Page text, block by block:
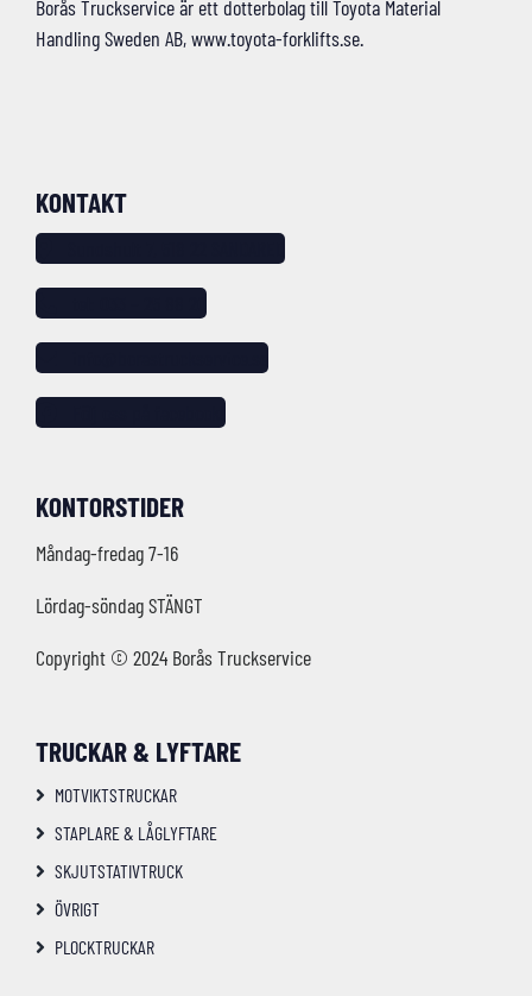
Borås Truckservice är ett dotterbolag till Toyota Material
Handling Sweden AB, www.toyota-forklifts.se.
KONTAKT
KONTORSTIDER
Måndag-fredag 7-16
Lördag-söndag STÄNGT
Copyright © 2024 Borås Truckservice
TRUCKAR & LYFTARE
MOTVIKTSTRUCKAR
STAPLARE & LÅGLYFTARE
SKJUTSTATIVTRUCK
ÖVRIGT
PLOCKTRUCKAR